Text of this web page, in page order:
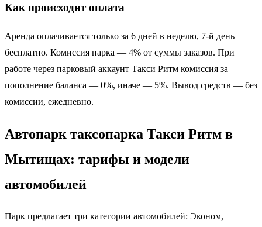
Как происходит оплата
Аренда оплачивается только за 6 дней в неделю, 7-й день —
бесплатно. Комиссия парка — 4% от суммы заказов. При
работе через парковый аккаунт Такси Ритм комиссия за
пополнение баланса — 0%, иначе — 5%. Вывод средств — без
комиссии, ежедневно.
Автопарк таксопарка Такси Ритм в
Мытищах: тарифы и модели
автомобилей
Парк предлагает три категории автомобилей: Эконом,